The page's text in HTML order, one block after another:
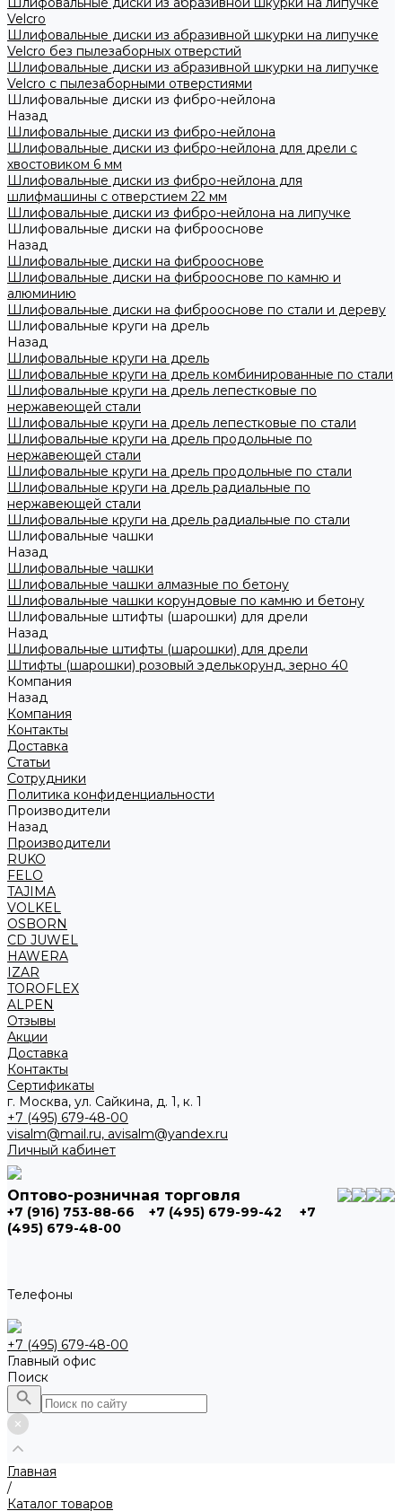
Velcro
Шлифовальные диски из абразивной шкурки на липучке
Velcro без пылезаборных отверстий
Шлифовальные диски из абразивной шкурки на липучке
Velcro с пылезаборными отверстиями
Шлифовальные диски из фибро-нейлона
Назад
Шлифовальные диски из фибро-нейлона
Шлифовальные диски из фибро-нейлона для дрели с
хвостовиком 6 мм
Шлифовальные диски из фибро-нейлона для
шлифмашины с отверстием 22 мм
Шлифовальные диски из фибро-нейлона на липучке
Шлифовальные диски на фиброоснове
Назад
Шлифовальные диски на фиброоснове
Шлифовальные диски на фиброоснове по камню и
алюминию
Шлифовальные диски на фиброоснове по стали и дереву
Шлифовальные круги на дрель
Назад
Шлифовальные круги на дрель
Шлифовальные круги на дрель комбинированные по стали
Шлифовальные круги на дрель лепестковые по
нержавеющей стали
Шлифовальные круги на дрель лепестковые по стали
Шлифовальные круги на дрель продольные по
нержавеющей стали
Шлифовальные круги на дрель продольные по стали
Шлифовальные круги на дрель радиальные по
нержавеющей стали
Шлифовальные круги на дрель радиальные по стали
Шлифовальные чашки
Назад
Шлифовальные чашки
Шлифовальные чашки алмазные по бетону
Шлифовальные чашки корундовые по камню и бетону
Шлифовальные штифты (шарошки) для дрели
Назад
Шлифовальные штифты (шарошки) для дрели
Штифты (шарошки) розовый эделькорунд, зерно 40
Компания
Назад
Компания
Контакты
Доставка
Статьи
Сотрудники
Политика конфиденциальности
Производители
Назад
Производители
RUKO
FELO
TAJIMA
VOLKEL
OSBORN
CD JUWEL
HAWERA
IZAR
TOROFLEX
ALPEN
Отзывы
Акции
Доставка
Контакты
Сертификаты
г. Москва, ул. Сайкина, д. 1, к. 1
+7 (495) 679-48-00
visalm@mail.ru, avisalm@yandex.ru
Личный кабинет
Оптово-розничная торговля
+7 (916) 753-88-66 +7 (495) 679-99-42
+7
(495) 679-48-00
Телефоны
+7 (495) 679-48-00
Главный офис
Поиск
Главная
/
Каталог товаров